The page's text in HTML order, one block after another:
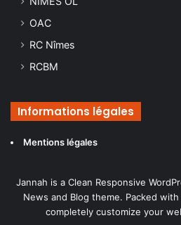
OAC
RC Nîmes
RCBM
Informations légales
Mentions légales
Jannah is a Clean Responsive
News and Blog theme. Packed
completely customize your